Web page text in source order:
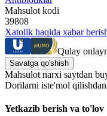
Mahsulot kodi
39808
Xatolik haqida xabar
Qulay
Savatga qo'shish
Mahsulot narxi saytdan
Dorilarni iste'mol
Yetkazib berish va to'lov